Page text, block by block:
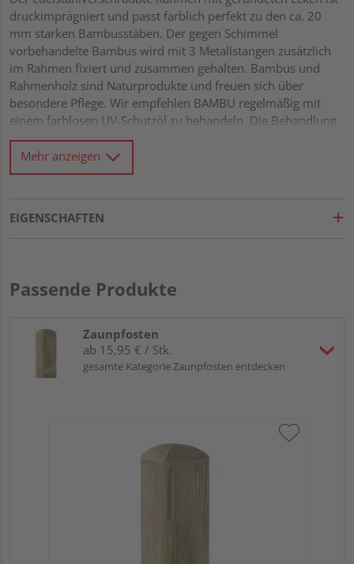
druckimprägniert und passt farblich perfekt zu den ca. 20
mm starken Bambusstäben. Der gegen Schimmel
vorbehandelte Bambus wird mit 3 Metallstangen zusätzlich
im Rahmen fixiert und zusammen gehalten. Bambus und
Rahmenholz sind Naturprodukte und freuen sich über
besondere Pflege. Wir empfehlen BAMBU regelmäßig mit
einem farblosen UV-Schutzöl zu behandeln. Die Behandlung
wirkt schmutz- und wasserabweisend, beugt Pilz- und
Schimmelbildung vor und schützt vor UV-Strahlung. Stabiler
Rahmen 42 x 68 mm mit verzapften Ecken Rahmen aus
mm starken Bambusstäben Fixiert mit 2 Edelstahlstangen
Mehr anzeigen
EIGENSCHAFTEN
Passende Produkte
Zaunpfosten
ab 15,95 € / Stk.
gesamte Kategorie Zaunpfosten entdecken